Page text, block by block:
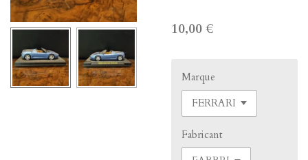
10,00 €
Marque
Fabricant